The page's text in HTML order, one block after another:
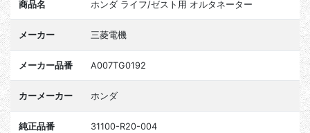
商品名 ホンダ ライフ/ゼスト用 オルタネーター
メーカー 三菱電機
メーカー品番 A007TG0192
カーメーカー ホンダ
純正品番 31100-R20-004